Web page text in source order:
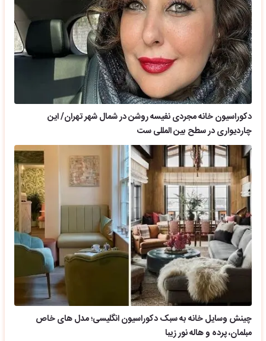
دکوراسیون خانه مجردی نفیسه روشن در شمال شهر تهران/ این
چاردیواری در سطح بین المللی ست
چینش وسایل خانه به سبک دکوراسیون انگلیسی؛ مدل های خاص
مبلمان، پرده و هاله نور زیبا